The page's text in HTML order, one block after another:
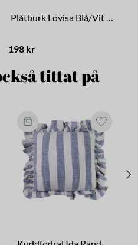
Plåtburk Lovisa Blå/Vit Stor
198 kr
tittat på